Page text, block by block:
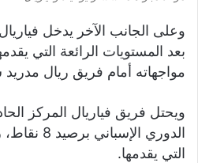
وعلى الجانب الآخر يدخل
بعد المستويات الرائعة التي
مواجهاته أمام فريق ريال مدريد
ويحتل فريق فياريال المركز
الدوري
التي يقدمها.